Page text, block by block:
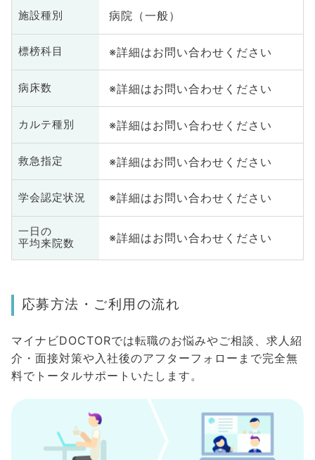
施設種別 病院（一般）
標榜科目 ※詳細はお問い合わせください
病床数 ※詳細はお問い合わせください
カルテ種別 ※詳細はお問い合わせください
救急指定 ※詳細はお問い合わせください
学会認定状況 ※詳細はお問い合わせください
一日の
平均来院数
※詳細はお問い合わせください
応募方法・ご利用の流れ
マイナビDOCTORでは転職のお悩みやご相談、求人紹
介・面接対策や入社後のアフターフォローまで完全無
料でトータルサポートいたします。